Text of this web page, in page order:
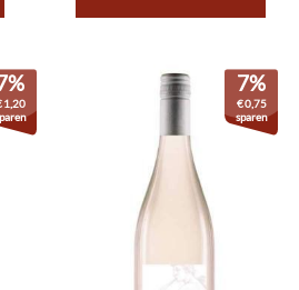
1,20
7%
€0,75
sparen